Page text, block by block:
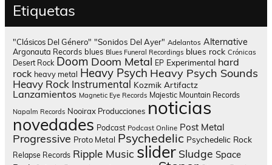
Etiquetas
"Clásicos Del Género" "Sonidos Del Ayer" Adelantos Alternative
Argonauta Records blues Blues Funeral Recordings blues rock Crónicas
Desert Rock Doom Doom Metal EP Experimental hard
rock heavy metal Heavy Psych Heavy Psych Sounds
Heavy Rock Instrumental Kozmik Artifactz
Lanzamientos Magnetic Eye Records Majestic Mountain Records
Napalm Records Nooirax Producciones noticias
novedades Podcast Podcast Online Post Metal
Progressive Proto Metal Psychedelic Psychedelic Rock
Relapse Records Ripple Music slider Sludge Space